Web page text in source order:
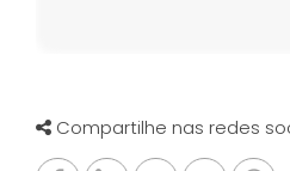
Compartilhe nas redes